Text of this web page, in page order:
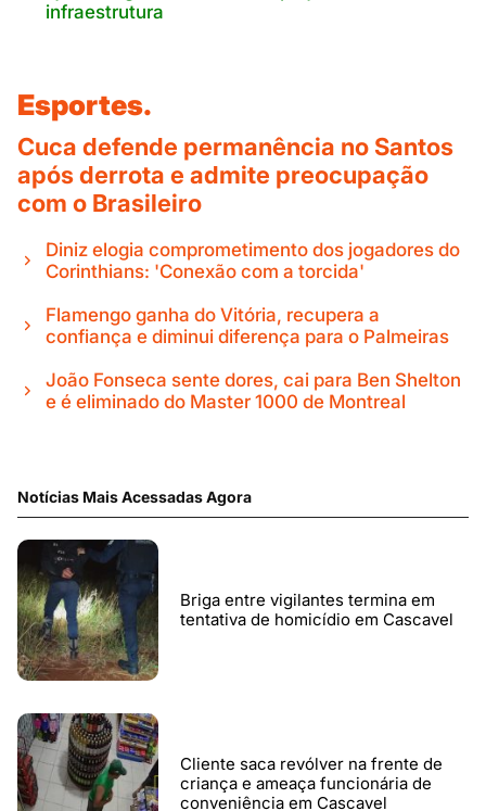
infraestrutura
Esportes.
Cuca defende permanência no Santos
após derrota e admite preocupação
com o Brasileiro
Diniz elogia comprometimento dos jogadores do
Corinthians: 'Conexão com a torcida'
Flamengo ganha do Vitória, recupera a
confiança e diminui diferença para o Palmeiras
João Fonseca sente dores, cai para Ben Shelton
e é eliminado do Master 1000 de Montreal
Notícias Mais Acessadas Agora
Briga entre vigilantes termina em
tentativa de homicídio em Cascavel
Cliente saca revólver na frente de
criança e ameaça funcionária de
conveniência em Cascavel